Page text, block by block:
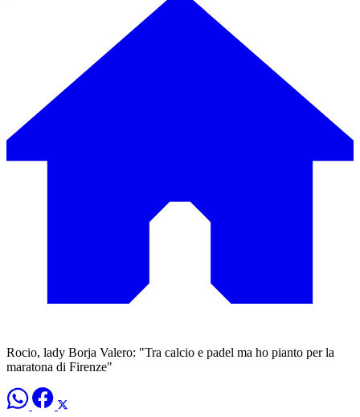
Rocio, lady Borja Valero: "Tra calcio e padel ma ho pianto per la
maratona di Firenze"